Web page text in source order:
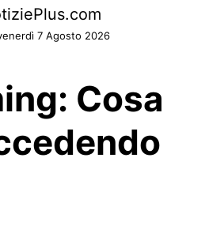
7 Agosto 2026
Cosa